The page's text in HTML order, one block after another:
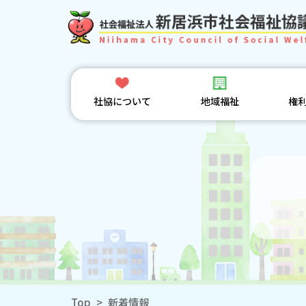
社協について 地域福祉 権
Top > 新着情報